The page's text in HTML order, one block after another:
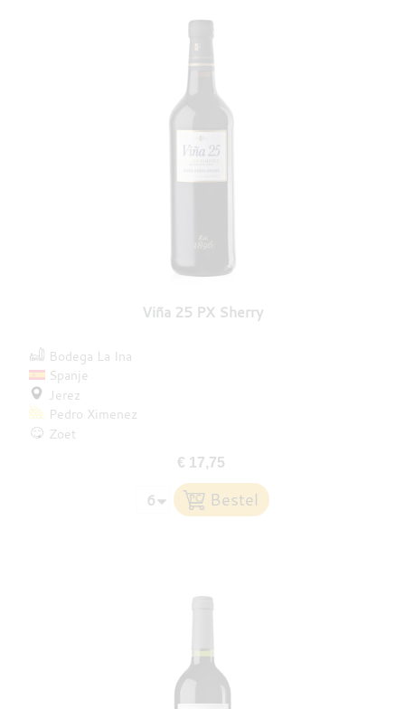
Viña 25 PX Sherry
Bodega La Ina
Spanje
Jerez
Pedro Ximenez
Zoet
€ 17,75